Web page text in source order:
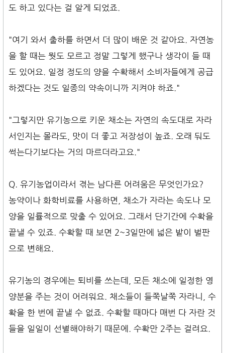
도 하고 있다는 걸 알게 되었죠.
"여기 와서 출하를 하면서 더 많이 배운 것 같아요. 자연농
을 할 때는 뭣도 모르고 정말 그렇게 했구나 생각이 들 때
도 있어요. 일정 정도의 양을 수확해서 소비자들에게 공급
하겠다는 것도 일종의 약속이니까 지켜야 하죠."
"그렇지만 유기농으로 키운 채소는 자연의 속도대로 자라
서인지는 몰라도, 맛이 더 좋고 저장성이 높죠. 오래 둬도
썩는다기보다는 거의 마르더라고요."
Q. 유기농업이라서 겪는 남다른 어려움은 무엇인가요?
농약이나 화학비료를 사용하면, 채소가 자라는 속도나 모
양을 일률적으로 맞출 수 있어요. 그래서 단기간에 수확을
끝낼 수 있죠. 수확할 때 보면 2~3일만에 넓은 밭이 벌판
으로 변해요.
유기농의 경우에는 퇴비를 쓰는데, 모든 채소에 일정한 영
양분을 주는 것이 어려워요. 채소들이 들쭉날쭉 자라니, 수
확을 한 번에 끝낼 수 없죠. 수확할 때마다 매번 다 자란 것
들을 일일이 선별해야하기 때문에. 수확만 2주는 걸려요.